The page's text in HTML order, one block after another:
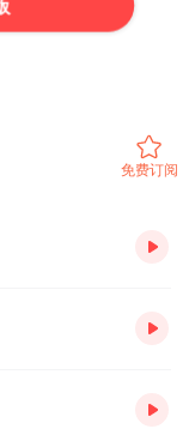
免费订阅